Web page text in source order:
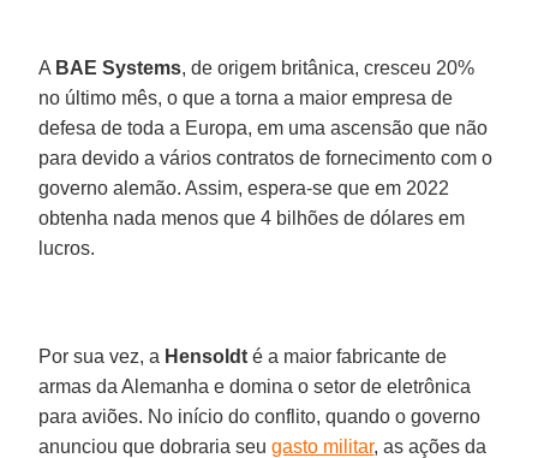
A BAE Systems, de origem britânica, cresceu 20%
no último mês, o que a torna a maior empresa de
defesa de toda a Europa, em uma ascensão que não
para devido a vários contratos de fornecimento com o
governo alemão. Assim, espera-se que em 2022
obtenha nada menos que 4 bilhões de dólares em
lucros.
Por sua vez, a Hensoldt é a maior fabricante de
armas da Alemanha e domina o setor de eletrônica
para aviões. No início do conflito, quando o governo
anunciou que dobraria seugasto militar, as ações da